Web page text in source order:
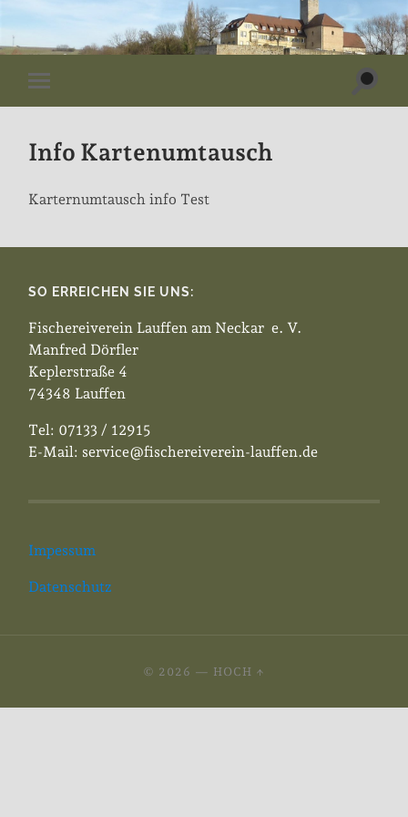
Menü
Info Kartenumtausch
Karternumtausch info Test
SO ERREICHEN SIE UNS:
Fischereiverein Lauffen am Neckar e. V.
Manfred Dörfler
Keplerstraße 4
74348 Lauffen
Tel: 07133 / 12915
E-Mail: service@fischereiverein-lauffen.de
Impessum
Datenschutz
© 2026 — HOCH ↑